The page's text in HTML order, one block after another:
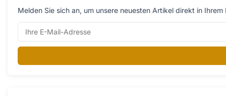
Melden Sie sich an, um unsere neuesten Artikel direkt in